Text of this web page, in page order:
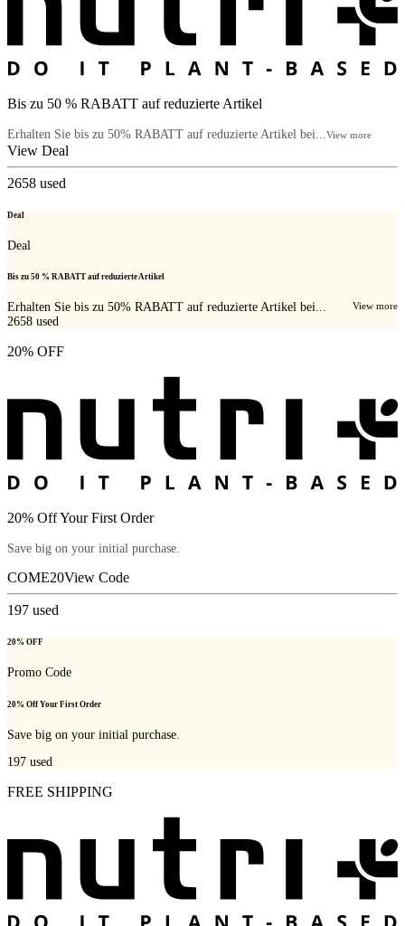
Bis zu 50 % RABATT auf reduzierte Artikel
Erhalten Sie bis zu 50% RABATT auf reduzierte Artikel bei... View more
View Deal
2658 used
Deal
Deal
Bis zu 50 % RABATT auf reduzierte Artikel
Erhalten Sie bis zu 50% RABATT auf reduzierte Artikel bei... View more
2658 used
20% OFF
20% Off Your First Order
Save big on your initial purchase.
COME20View Code
197 used
20% OFF
Promo Code
20% Off Your First Order
Save big on your initial purchase.
197 used
FREE SHIPPING